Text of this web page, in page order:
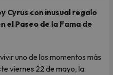
Cyrus con inusual regalo
el Paseo de la Fama de
uno de los momentos más
viernes 22 de mayo, la